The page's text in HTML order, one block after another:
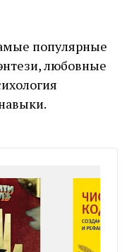
популярные
любовные